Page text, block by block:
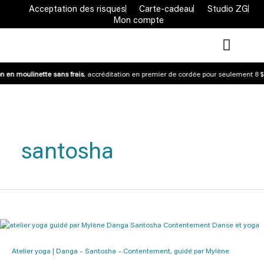
Acceptation des risques Carte-cadeau
Studio ZG
Mon compte
en moulinette sans frais, accréditation en premier de cordée pour seulement 8 $
santosha
Atelier yoga | Danga – Santosha – Contentement, guidé par Mylène